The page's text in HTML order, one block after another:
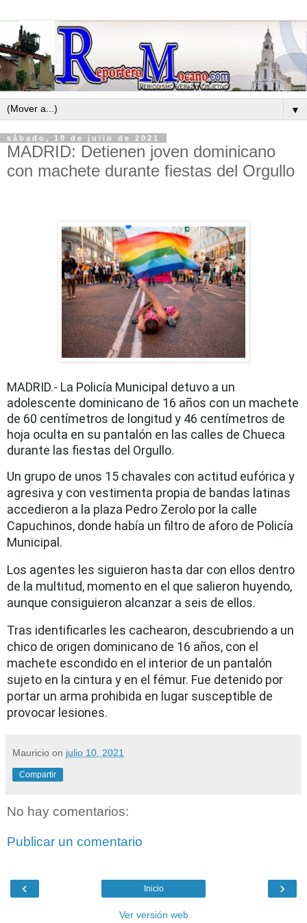
▼
sábado, 10 de julio de 2021
MADRID: Detienen joven dominicano
con machete durante fiestas del Orgullo
MADRID.- La Policía Municipal detuvo a un
adolescente dominicano de 16 años con un machete
de 60 centímetros de longitud y 46 centímetros de
hoja oculta en su pantalón en las calles de Chueca
durante las fiestas del Orgullo.
Un grupo de unos 15 chavales con actitud eufórica y
agresiva y con vestimenta propia de bandas latinas
accedieron a la plaza Pedro Zerolo por la calle
Capuchinos, donde había un filtro de aforo de Policía
Municipal.
Los agentes les siguieron hasta dar con ellos dentro
de la multitud, momento en el que salieron huyendo,
aunque consiguieron alcanzar a seis de ellos.
Tras identificarles les cachearon, descubriendo a un
chico de origen dominicano de 16 años, con el
machete escondido en el interior de un pantalón
sujeto en la cintura y en el fémur. Fue detenido por
portar un arma prohibida en lugar susceptible de
provocar lesiones.
Mauricio on julio 10, 2021
Compartir
No hay comentarios:
Publicar un comentario
‹ ›
Inicio
Ver versión web